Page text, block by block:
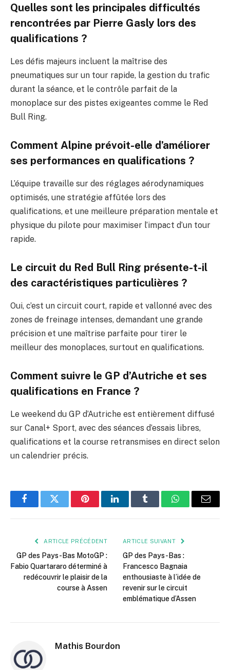
Quelles sont les principales difficultés
rencontrées par Pierre Gasly lors des
qualifications ?
Les défis majeurs incluent la maîtrise des
pneumatiques sur un tour rapide, la gestion du trafic
durant la séance, et le contrôle parfait de la
monoplace sur des pistes exigeantes comme le Red
Bull Ring.
Comment Alpine prévoit-elle d’améliorer
ses performances en qualifications ?
L’équipe travaille sur des réglages aérodynamiques
optimisés, une stratégie affûtée lors des
qualifications, et une meilleure préparation mentale et
physique du pilote pour maximiser l’impact d’un tour
rapide.
Le circuit du Red Bull Ring présente-t-il
des caractéristiques particulières ?
Oui, c’est un circuit court, rapide et vallonné avec des
zones de freinage intenses, demandant une grande
précision et une maîtrise parfaite pour tirer le
meilleur des monoplaces, surtout en qualifications.
Comment suivre le GP d’Autriche et ses
qualifications en France ?
Le weekend du GP d’Autriche est entièrement diffusé
sur Canal+ Sport, avec des séances d’essais libres,
qualifications et la course retransmises en direct selon
un calendrier précis.
FacebookTwitter PinterestLinkedInTumblr WhatsApp
E-
ARTICLE PRÉCÉDENT
GP des Pays-Bas MotoGP :
Fabio Quartararo déterminé à
redécouvrir le plaisir de la
course à Assen
ARTICLE SUIVANT
GP des Pays-Bas :
Francesco Bagnaia
enthousiaste à l’idée de
revenir sur le circuit
emblématique d’Assen
Mathis Bourdon